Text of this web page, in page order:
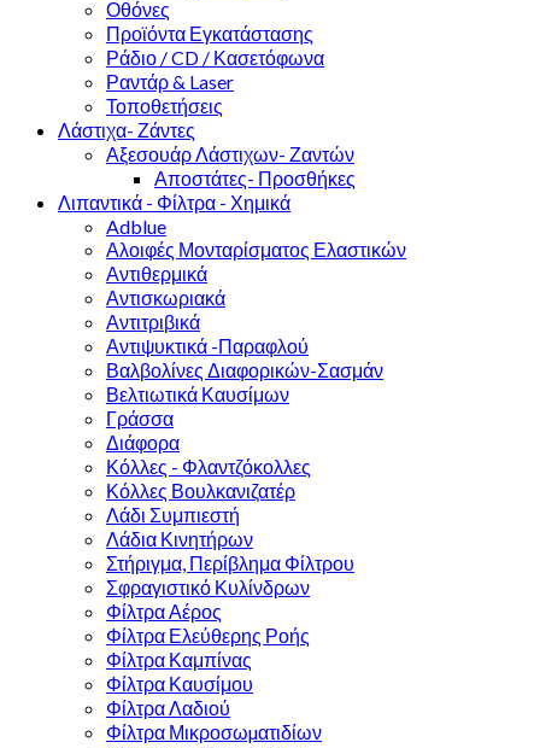
Οθόνες
Προϊόντα Εγκατάστασης
Ράδιο / CD / Κασετόφωνα
Ραντάρ & Laser
Τοποθετήσεις
Λάστιχα- Ζάντες
Αξεσουάρ Λάστιχων- Ζαντών
Αποστάτες- Προσθήκες
Λιπαντικά - Φίλτρα - Χημικά
Adblue
Αλοιφές Μονταρίσματος Ελαστικών
Αντιθερμικά
Αντισκωριακά
Αντιτριβικά
Αντιψυκτικά -Παραφλού
Βαλβολίνες Διαφορικών-Σασμάν
Βελτιωτικά Καυσίμων
Γράσσα
Διάφορα
Κόλλες - Φλαντζόκολλες
Κόλλες Βουλκανιζατέρ
Λάδι Συμπιεστή
Λάδια Κινητήρων
Στήριγμα, Περίβλημα Φίλτρου
Σφραγιστικό Κυλίνδρων
Φίλτρα Αέρος
Φίλτρα Ελεύθερης Ροής
Φίλτρα Καμπίνας
Φίλτρα Καυσίμου
Φίλτρα Λαδιού
Φίλτρα Μικροσωµατιδίων